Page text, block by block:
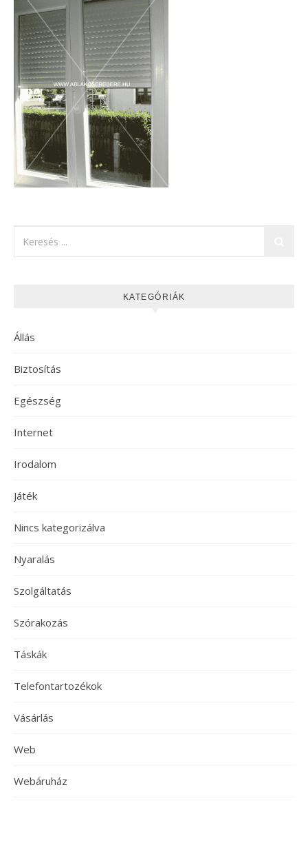
KATEGÓRIÁK
Állás
Biztosítás
Egészség
Internet
Irodalom
Játék
Nincs kategorizálva
Nyaralás
Szolgáltatás
Szórakozás
Táskák
Telefontartozékok
Vásárlás
Web
Webáruház